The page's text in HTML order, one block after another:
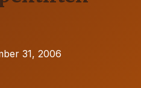
31, 2006